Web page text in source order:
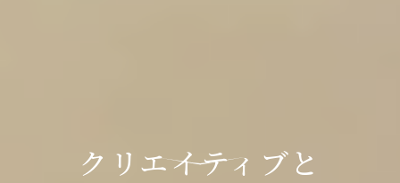
クリエイティブと